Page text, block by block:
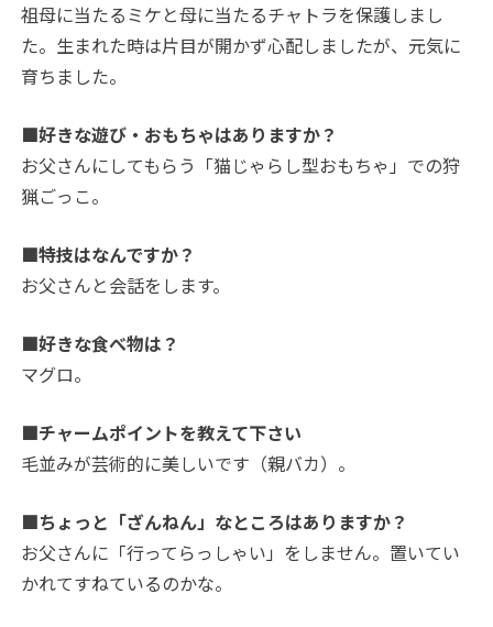
祖母に当たるミケと母に当たるチャトラを保護しまし
た。生まれた時は片目が開かず心配しましたが、元気に
育ちました。
■好きな遊び・おもちゃはありますか？
お父さんにしてもらう「猫じゃらし型おもちゃ」での狩
猟ごっこ。
■特技はなんですか？
お父さんと会話をします。
■好きな食べ物は？
マグロ。
■チャームポイントを教えて下さい
毛並みが芸術的に美しいです（親バカ）。
■ちょっと「ざんねん」なところはありますか？
お父さんに「行ってらっしゃい」をしません。置いてい
かれてすねているのかな。